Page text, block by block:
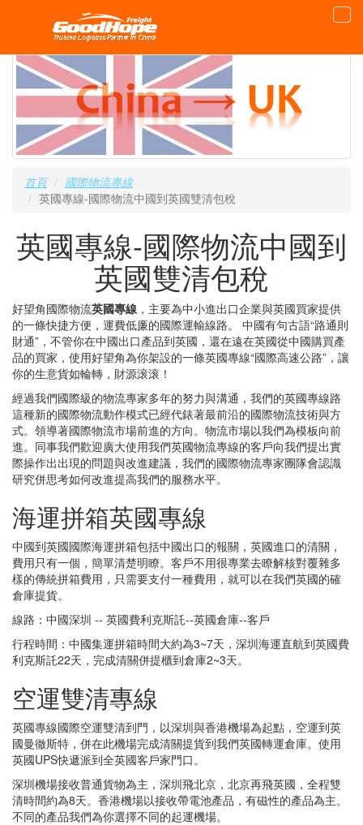
首頁
國際物流專線
英國專線-國際物流中國到英國雙清包稅
英國專線-國際物流中國到
英國雙清包稅
好望角國際物流英國專線 ，主要為中小進出口企業與英國買家提供
的一條快捷方便，運費低廉的國際運輸線路。 中國有句古語“路通則
財通”，不管你在中國出口產品到英國，還在遠在英國從中國購買產
品的買家，使用好望角為你架設的一條英國專線“國際高速公路”，讓
你的生意貨如輪轉，財源滚滚！
經過我們國際級的物流專家多年的努力與溝通，我們的英國專線路
這種新的國際物流動作模式已經代錶著最前沿的國際物流技術與方
式。領導著國際物流市場前進的方向。物流市場以我們為模板向前
進。同事我們歡迎廣大使用我們英國物流專線的客戶向我們提出實
際操作出出現的問題與改進建議，我們的國際物流專家團隊會認識
研究併思考如何改進提高我們的服務水平。
海運拼箱英國專線
中國到英國國際海運拼箱包括中國出口的報關，英國進口的清關，
費用只有一個，簡單清楚明瞭。客戶不用很專業去瞭解核對覆雜多
樣的傳統拼箱費用，只需要支付一種費用，就可以在我們英國的確
倉庫提貨。
線路：中國深圳 -- 英國費利克斯託--英國倉庫--客戶
行程時間：中國集運拼箱時間大約為3~7天，深圳海運直航到英國費
利克斯託22天，完成清關併提櫃到倉庫2~3天。
空運雙清專線
英國專線國際空運雙清到門，以深圳與香港機場為起點，空運到英
國曼徹斯特，併在此機場完成清關提貨到我們英國轉運倉庫。使用
英國UPS快遞派到全英國客戶家門口。
深圳機場接收普通貨物為主，深圳飛北京，北京再飛英國，全程雙
清時間約為8天。香港機場以接收帶電池產品，有磁性的產品為主。
不同的產品我們為你選擇不同的起運機場。